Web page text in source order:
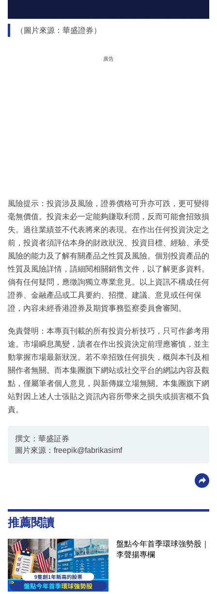
（圖片來源：華盛證券）
廣告
風險提示：投資涉及風險，證券價格可升亦可跌，更可變得
毫無價值。投資未必一定能夠賺取利潤，反而可能會招致損
失。過往業績並不代表將來的表現。在作出任何投資決定之
前，投資者須評估本身的財政狀況、投資目標、經驗、承受
風險的能力及了解有關產品之性質及風險。個別投資產品的
性質及風險詳情，請細閱相關銷售文件，以了解更多資料。
倘有任何疑問，應徵詢獨立專業意見。以上資訊不構成任何
證券、金融產品或工具要約、招攬、建議、意見或任何保
證，內容未經香港證券及期貨事務監察委員會審閱。
免責聲明：本專頁刊載的所有投資分析技巧，只可作參考用
途。市場瞬息萬變，讀者在作出投資決定前理應審慎，並主
動掌握市場最新狀況。若不幸招致任何損失，概與本刊及相
關作者無關。而本集團旗下網站或社交平台的網誌內容及觀
點，僅屬筆者個人意見，與新傳媒立場無關。本集團旗下網
站對因上述人士張貼之資訊內容所帶來之損失或損害概不負
責。
撰文：華盛証券
圖片來源：freepik@fabrikasimf
推薦閱讀
盤點今年首季環球強勢股｜
李聲揚專欄